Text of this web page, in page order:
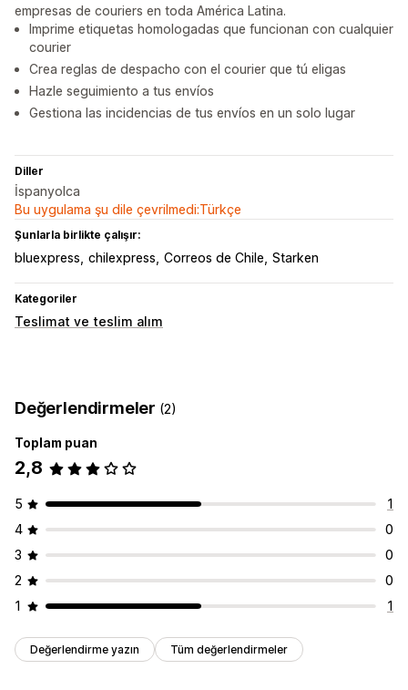
empresas de couriers en toda América Latina.
Imprime etiquetas homologadas que funcionan con cualquier
courier
Crea reglas de despacho con el courier que tú eligas
Hazle seguimiento a tus envíos
Gestiona las incidencias de tus envíos en un solo lugar
Diller
İspanyolca
Bu uygulama şu dile çevrilmedi:Türkçe
Şunlarla birlikte çalışır:
bluexpress chilexpress Correos de Chile Starken
Kategoriler
Teslimat ve teslim alım
Değerlendirmeler (2)
Toplam puan
2,8
5
1
4
0
3
0
2
0
1
1
Değerlendirme yazın Tüm değerlendirmeler